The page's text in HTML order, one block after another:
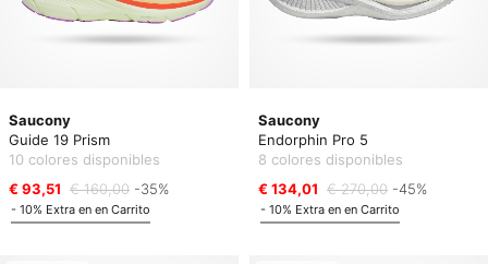
Saucony
Guide 19 Prism
10 colores disponibles
€ 93,51 € 160,00 -35%
- 10% Extra en en Carrito
Saucony
Endorphin Pro 5
8 colores disponibles
€ 134,01 € 270,00 -45%
- 10% Extra en en Carrito